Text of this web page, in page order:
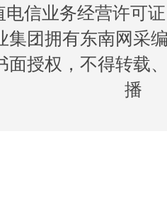
电信业务经营许可
集团拥有东南网采
面授权，不得转载
播